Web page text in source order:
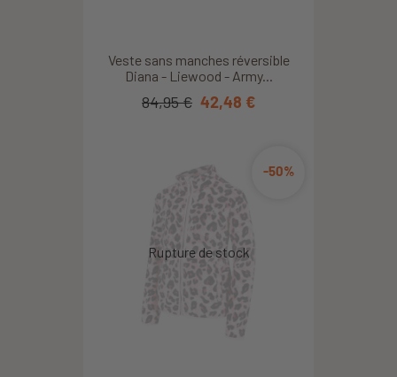
Veste sans manches réversible
Diana - Liewood - Army...
84,95 € 42,48 €
-50%